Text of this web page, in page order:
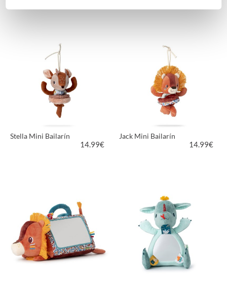
VER PRODUCTO VER PRODUCTO
Stella Mini Bailarín
14.99€
Jack Mini Bailarín
14.99€
VER PRODUCTO